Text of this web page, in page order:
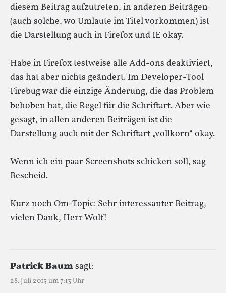
diesem Beitrag aufzutreten, in anderen Beiträgen
(auch solche, wo Umlaute im Titel vorkommen) ist
die Darstellung auch in Firefox und IE okay.
Habe in Firefox testweise alle Add-ons deaktiviert,
das hat aber nichts geändert. Im Developer-Tool
Firebug war die einzige Änderung, die das Problem
behoben hat, die Regel für die Schriftart. Aber wie
gesagt, in allen anderen Beiträgen ist die
Darstellung auch mit der Schriftart „vollkorn“ okay.
Wenn ich ein paar Screenshots schicken soll, sag
Bescheid.
Kurz noch Om-Topic: Sehr interessanter Beitrag,
vielen Dank, Herr Wolf!
Patrick Baumsagt:
28. Juli 2015 um 7:13 Uhr